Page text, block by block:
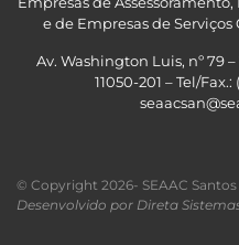
e de Empresas de
Av. Washington Luis, nº 79
11050-201 – Tel/
© Copyright 2026- SEAAC Santos
Desenvolvido por Direta